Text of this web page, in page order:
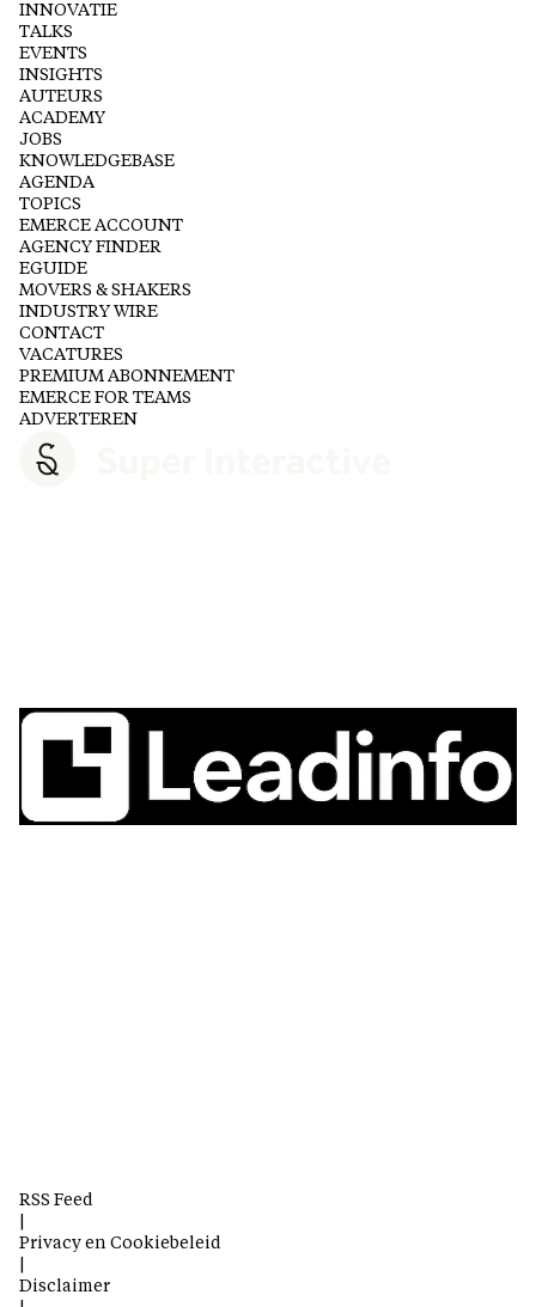
INNOVATIE
TALKS
EVENTS
INSIGHTS
AUTEURS
ACADEMY
JOBS
KNOWLEDGEBASE
AGENDA
TOPICS
EMERCE ACCOUNT
AGENCY FINDER
EGUIDE
MOVERS & SHAKERS
INDUSTRY WIRE
CONTACT
VACATURES
PREMIUM ABONNEMENT
EMERCE FOR TEAMS
ADVERTEREN
RSS Feed
Privacy en Cookiebeleid
Disclaimer